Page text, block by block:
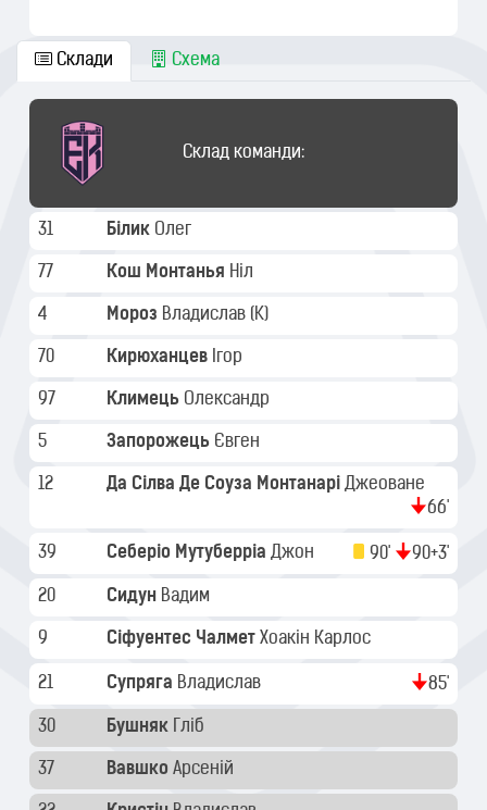
Склади Схема
Склад команди:
31 Білик Олег
77 Кош Монтанья Ніл
4 Мороз Владислав (K)
70 Кирюханцев Ігор
97 Климець Олександр
5 Запорожець Євген
12 Да Сілва Де Соуза Монтанарі Джеоване
66'
39 Себеріо Мутуберріа Джон 90' 90+3'
20 Сидун Вадим
9 Сіфуентес Чалмет Хоакін Карлос
21 Супряга Владислав 85'
30 Бушняк Гліб
37 Вавшко Арсеній